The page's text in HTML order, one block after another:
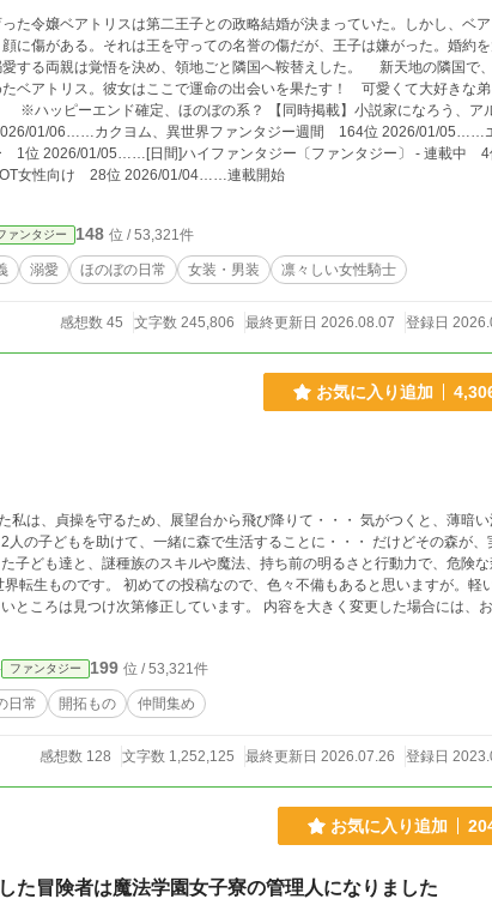
た令嬢ベアトリスは第二王子との政略結婚が決まっていた。しかし、ベア
に傷がある。それは王を守っての名誉の傷だが、王子は嫌がった。婚約を
する両親は覚悟を決め、領地ごと隣国へ鞍替えした。 新天地の隣国で
ベアトリス。彼女はここで運命の出会いを果たす！ 可愛くて大好きな
1位 2026/01/05……[日間]ハイファンタジー〔ファンタジー〕 - 連載中 4
女性向け 28位 2026/01/04……連載開始
ァンタジー 148 位 / 53,321件
溺愛 ほのぼの日常 女装・男装 凛々しい女性騎士
感想数 45 文字数 245,806 最終更新日 2026.08.07 登録日
お気に入り追加
守るため、展望台から飛び降りて・・・ 気がつくと、薄暗い洞窟
を作成し直しました。
ファンタジー 199 位 / 53,321件
日常 開拓もの 仲間集め
感想数 128 文字数 1,252,125 最終更新日 2026.07.26 登録日
お気に入り追加
た冒険者は魔法学園女子寮の管理人になりました